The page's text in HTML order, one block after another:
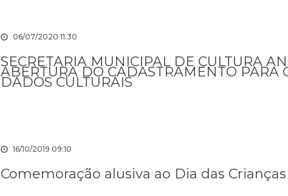
06/07/2020 11:30
SECRETARIA MUNICIPAL DE CULTURA
ABERTURA DO CADASTRAMENTO PARA
DADOS CULTURAIS
16/10/2019 09:10
Comemoração alusiva ao Dia das Crianças